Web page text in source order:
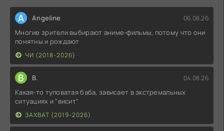
A Angeline 06.08.26
Многие зрители выбирают аниме-фильмы, потому что они
понятны и рождают
ЧИ (2018-2026)
В В. 04.08.26
Какая-то туповатая баба, зависает в экстремальных
ситуациях и "висит"
ЗАХВАТ (2019-2026)